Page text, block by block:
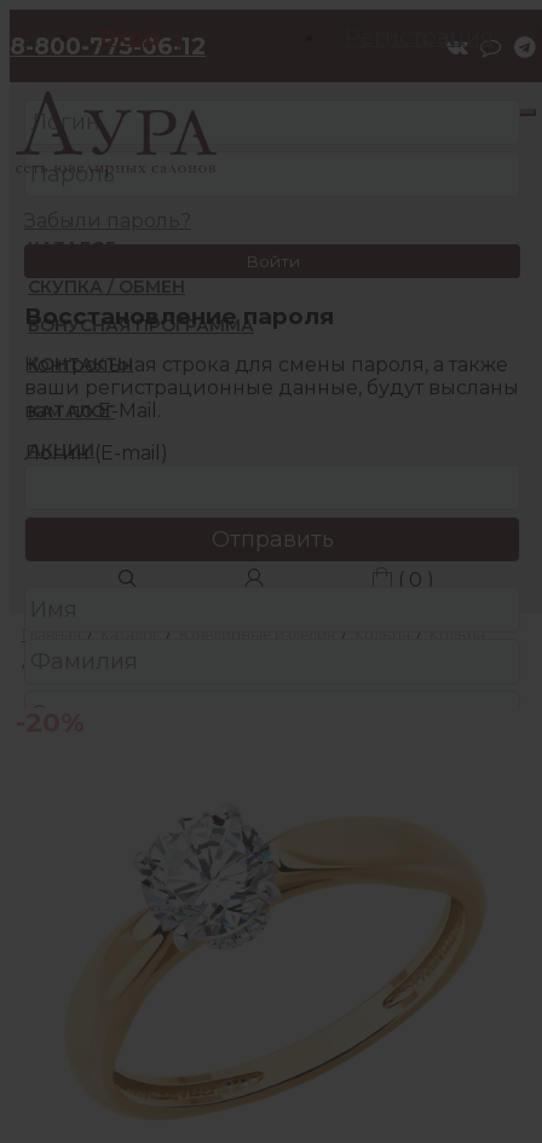
8-800-775-06-12
КАТАЛОГ
СКУПКА / ОБМЕН
БОНУСНАЯ ПРОГРАММА
КОНТАКТЫ
КАТАЛОГ
АКЦИИ
( 0 )
/ / / /
/
Вход Регистрация
Войти
Восстановление пароля
Контрольная строка для смены пароля, а также
ваши регистрационные данные, будут высланы
вам по E-Mail.
Логин (E-mail)
Защита от автоматических сообщений
Подтвердите, что вы не робот: